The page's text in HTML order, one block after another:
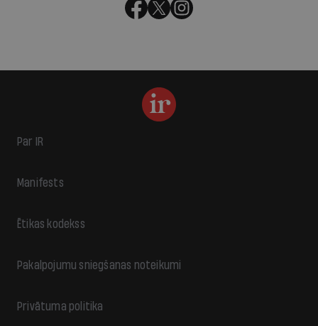
Par IR
Manifests
Ētikas kodekss
Pakalpojumu sniegšanas noteikumi
Privātuma politika